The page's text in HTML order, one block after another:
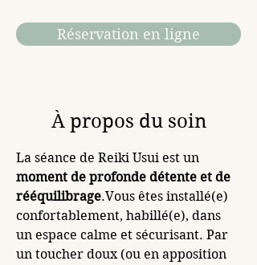
Réservation en ligne
À propos du soin
La séance de Reiki Usui est un
moment de profonde détente et de
rééquilibrage.Vous êtes installé(e)
confortablement, habillé(e), dans
un espace calme et sécurisant. Par
un toucher doux (ou en apposition